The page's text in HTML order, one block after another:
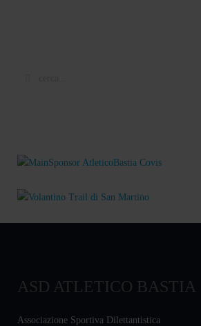
ASD ATLETICO BASTIA
Associazione Sportiva Dilettantistica